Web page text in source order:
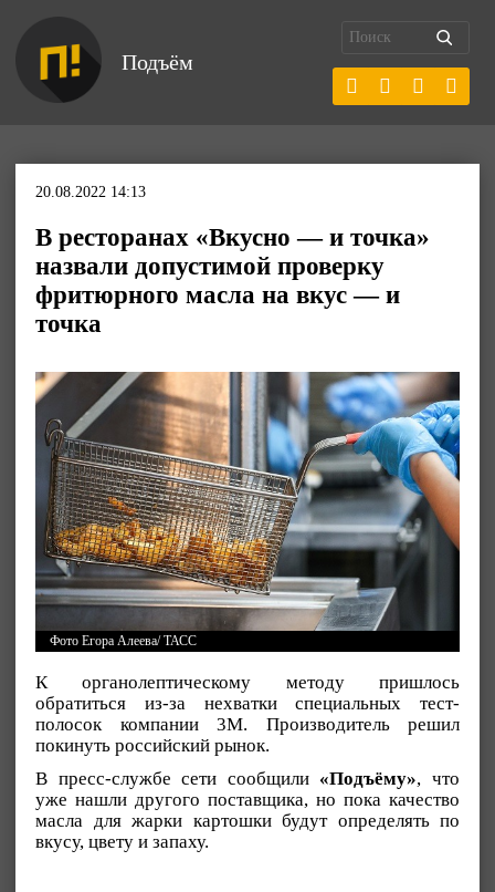
Подъём
20.08.2022 14:13
В ресторанах «Вкусно — и точка»
назвали допустимой проверку
фритюрного масла на вкус — и
точка
Фото Егора Алеева/ ТАСС
К органолептическому методу пришлось
обратиться из-за нехватки специальных тест-
полосок компании 3М. Производитель решил
покинуть российский рынок.
В пресс-службе сети сообщили «Подъёму», что
уже нашли другого поставщика, но пока качество
масла для жарки картошки будут определять по
вкусу, цвету и запаху.